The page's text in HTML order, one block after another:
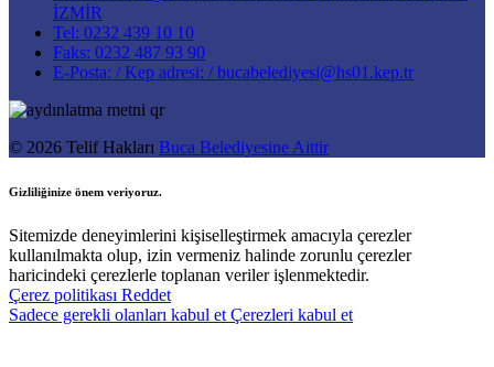
İZMİR
Tel: 0232 439 10 10
Faks: 0232 487 93 90
E-Posta: / Kep adresi: / bucabelediyesi@hs01.kep.tr
© 2026 Telif Hakları Buca Belediyesine Aittir
Gizliliğinize önem veriyoruz.
Sitemizde deneyimlerini kişiselleştirmek amacıyla çerezler
kullanılmakta olup, izin vermeniz halinde zorunlu çerezler
haricindeki çerezlerle toplanan veriler işlenmektedir.
Çerez politikası Reddet
Sadece gerekli olanları kabul et Çerezleri kabul et